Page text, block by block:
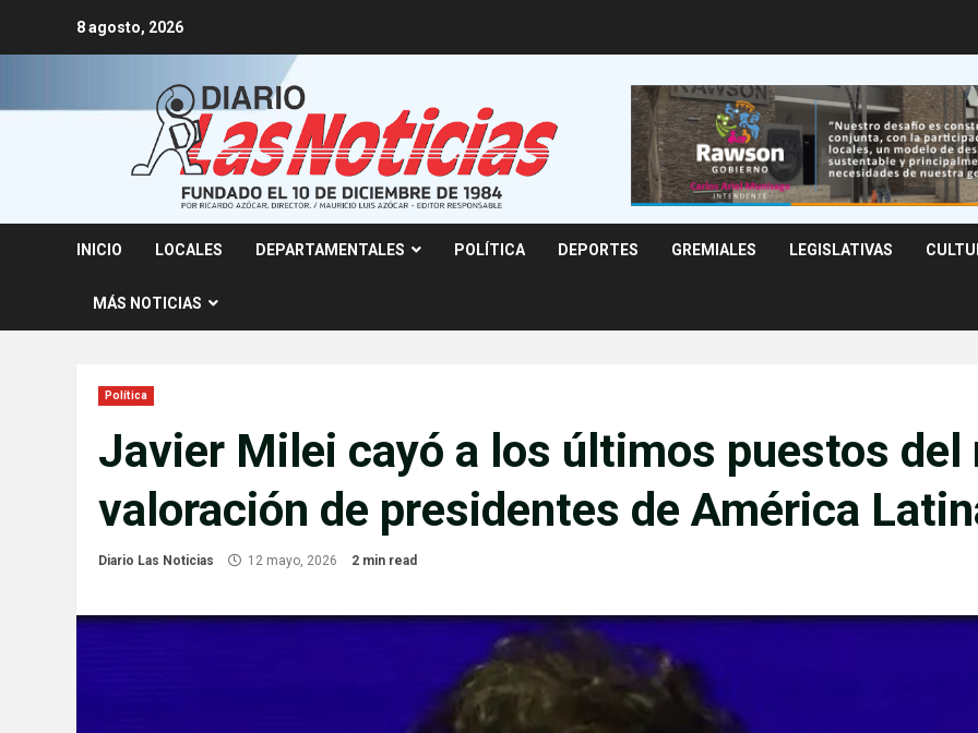
8 agosto, 2026
INICIO LOCALES DEPARTAMENTALES POLÍTICA DEPORTES GREMIALES LEGISLATIVAS
MÁS NOTICIAS
Política
Javier Milei cayó a los últimos puestos del
valoración de presidentes de América
Diario Las Noticias 12 mayo, 2026 2 min read